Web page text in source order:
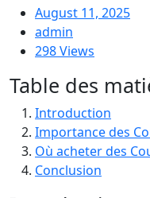
August 11, 2025
admin
298 Views
Table des
Introduction
Importance des
Où acheter des
Conclusion